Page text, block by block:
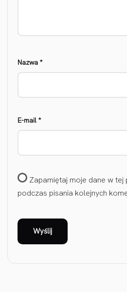
Nazwa *
E-mail *
Zapamiętaj moje dane w tej
podczas pisania kolejnych